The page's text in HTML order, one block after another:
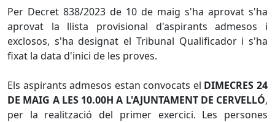
Per Decret 838/2023 de 10 de maig s'ha aprovat s'ha
aprovat la llista provisional d'aspirants admesos i
exclosos, s'ha designat el Tribunal Qualificador i s'ha
fixat la data d'inici de les proves.
Els aspirants admesos estan convocats el DIMECRES 24
DE MAIG A LES 10.00H A L'AJUNTAMENT DE CERVELLÓ,
per la realització del primer exercici. Les persones